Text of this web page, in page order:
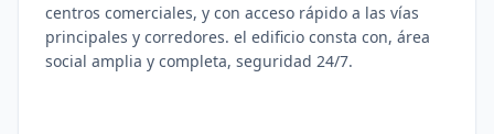
centros comerciales, y con acceso rápido a las vías
principales y corredores. el edificio consta con, área
social amplia y completa, seguridad 24/7.